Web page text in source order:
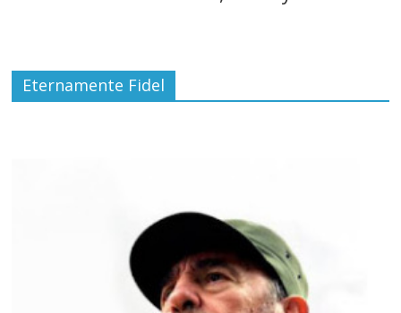
Eternamente Fidel